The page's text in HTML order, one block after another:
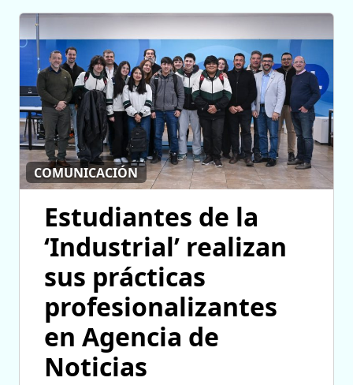
COMUNICACIÓN
Estudiantes de la
‘Industrial’ realizan
sus prácticas
profesionalizantes
en Agencia de
Noticias